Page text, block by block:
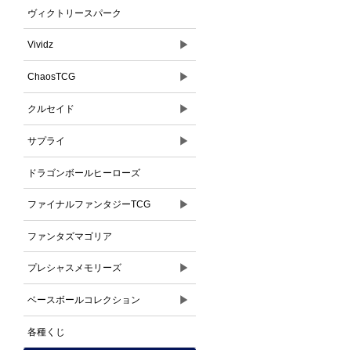
ヴィクトリースパーク
Vividz ▶
ChaosTCG ▶
クルセイド ▶
サプライ ▶
ドラゴンボールヒーローズ
ファイナルファンタジーTCG ▶
ファンタズマゴリア
プレシャスメモリーズ ▶
ベースボールコレクション ▶
各種くじ